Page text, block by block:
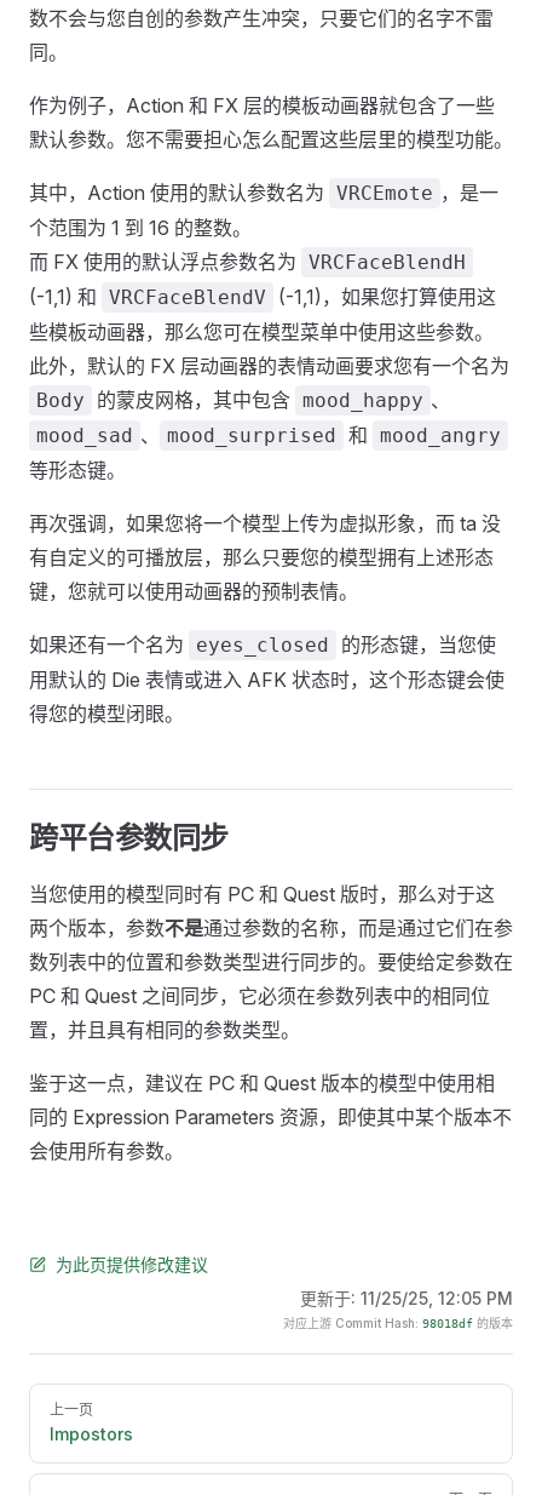
数不会与您自创的参数产生冲突，只要它们的名字不雷
同。
作为例子，Action 和 FX 层的模板动画器就包含了一些
默认参数。您不需要担心怎么配置这些层里的模型功能。
其中，Action 使用的默认参数名为 VRCEmote ，是一
个范围为 1 到 16 的整数。
而 FX 使用的默认浮点参数名为 VRCFaceBlendH
(-1,1) 和 VRCFaceBlendV
(-1,1)，如果您打算使用这
些模板动画器，那么您可在模型菜单中使用这些参数。
此外，默认的 FX 层动画器的表情动画要求您有一个名为
Body 的蒙皮网格，其中包含 mood_happy 、
mood_sad 、 mood_surprised 和 mood_angry
等形态键。
再次强调，如果您将一个模型上传为虚拟形象，而 ta 没
有自定义的可播放层，那么只要您的模型拥有上述形态
键，您就可以使用动画器的预制表情。
如果还有一个名为 eyes_closed
的形态键，当您使
用默认的 Die 表情或进入 AFK 状态时，这个形态键会使
得您的模型闭眼。
跨平台参数同步
当您使用的模型同时有 PC 和 Quest 版时，那么对于这
两个版本，参数不是通过参数的名称，而是通过它们在参
数列表中的位置和参数类型进行同步的。要使给定参数在
PC 和 Quest 之间同步，它必须在参数列表中的相同位
置，并且具有相同的参数类型。
鉴于这一点，建议在 PC 和 Quest 版本的模型中使用相
同的 Expression Parameters 资源，即使其中某个版本不
会使用所有参数。
为此页提供修改建议
更新于: 11/25/25, 12:05 PM
对应上游 Commit Hash: 98018df 的版本
Pager
上一页
Impostors